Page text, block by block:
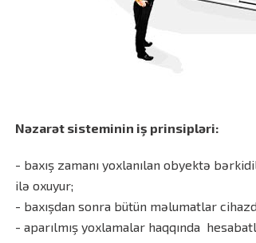
Nəzarət sisteminin iş prinsipləri:
- baxış zamanı yoxlanılan obyektə
ilə oxuyur;
- baxışdan sonra bütün məlumatlar
- aparılmış yoxlamalar haqqında